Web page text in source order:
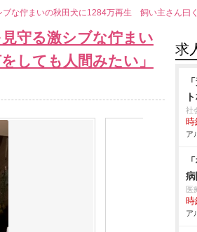
ブな佇まいの秋田犬に1284万再生 飼い主さん曰
守る激シブな佇まい
しても人間みたい」
求
社
時
ア
医
時
ア